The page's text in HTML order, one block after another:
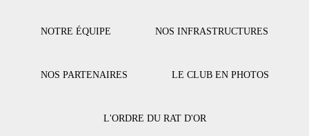
NOTRE ÉQUIPE NOS INFRASTRUCTURES
NOS PARTENAIRES LE CLUB EN PHOTOS
L'ORDRE DU RAT D'OR